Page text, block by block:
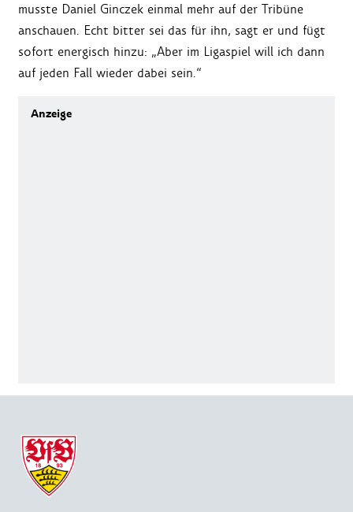
musste Daniel Ginczek einmal mehr auf der Tribüne
anschauen. Echt bitter sei das für ihn, sagt er und fügt
sofort energisch hinzu: „Aber im Ligaspiel will ich dann
auf jeden Fall wieder dabei sein.“